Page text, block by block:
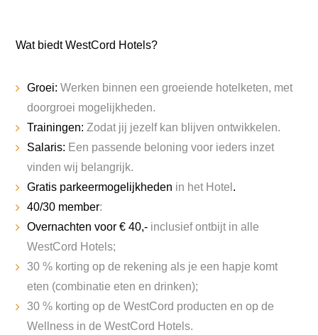
Wat biedt WestCord Hotels?
Groei: Werken binnen een groeiende hotelketen, met
doorgroei mogelijkheden.
Trainingen: Zodat jij jezelf kan blijven ontwikkelen.
Salaris: Een passende beloning voor ieders inzet
vinden wij belangrijk.
Gratis parkeermogelijkheden in het Hotel .
40/30 member:
Overnachten voor € 40,- inclusief ontbijt in alle
WestCord Hotels;
30 % korting op de rekening als je een hapje komt
eten (combinatie eten en drinken);
30 % korting op de WestCord producten en op de
Wellness in de WestCord Hotels.